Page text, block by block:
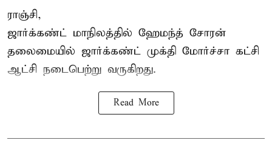
ராஞ்சி,
ஜார்க்கண்ட் மாநிலத்தில் ஹேமந்த் சோரன்
தலைமையில் ஜார்க்கண்ட் முக்தி மோர்ச்சா கட்சி
ஆட்சி நடைபெற்று வருகிறது.
Read More